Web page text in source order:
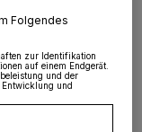
ich in
Folgendes
zur Identifikation
auf einem Endgerät.
und der
Entwicklung und